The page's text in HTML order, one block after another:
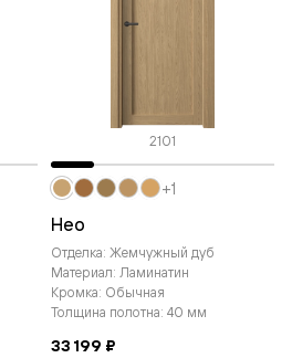
2101
Нео
Отделка: Жемчужный дуб
Материал: Ламинатин
Кромка: Обычная
Толщина полотна: 40 мм
33 199 ₽
+1